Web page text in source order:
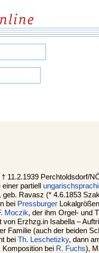
† 11.2.1939 Perchtoldsdorf/
partiell
geb. Ravasz (* 4.6.1853
bei Pressburger
Moczik, der ihm Orgel- und
von Erzhzg.in Isabella –
Familie (auch der beiden
bei Th. Leschetizky, dann
Komposition bei R. Fuchs),